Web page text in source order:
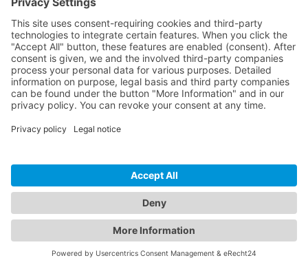
Analyseer uw site gratis
Het onafhankelijke analyseplatform voor websites. Speciaal als
analysetool voor WordPress-websites met diepgaande technische
rapporten over plug-ins, thema's, beveiliging, SEO en prestaties — in
Alle systemen werken